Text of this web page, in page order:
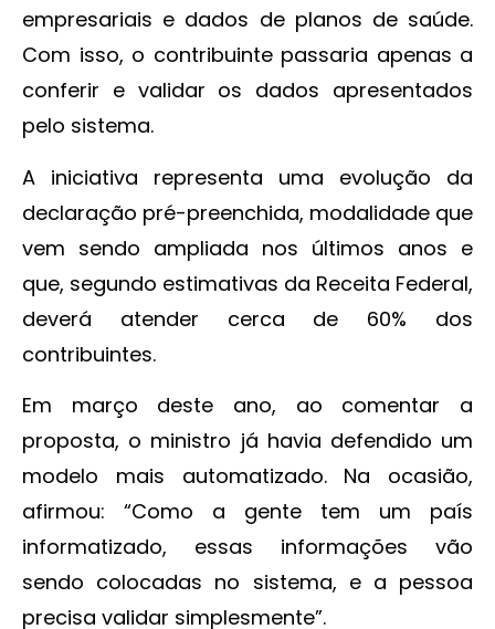
empresariais e dados de planos de saúde.
Com isso, o contribuinte passaria apenas a
conferir e validar os dados apresentados
pelo sistema.
A iniciativa representa uma evolução da
declaração pré-preenchida, modalidade que
vem sendo ampliada nos últimos anos e
que, segundo estimativas da Receita Federal,
deverá atender cerca de 60% dos
contribuintes.
Em março deste ano, ao comentar a
proposta, o ministro já havia defendido um
modelo mais automatizado. Na ocasião,
afirmou: “Como a gente tem um país
informatizado, essas informações vão
sendo colocadas no sistema, e a pessoa
precisa validar simplesmente”.